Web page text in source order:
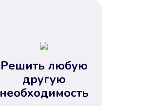
Решить любую
другую
необходимость